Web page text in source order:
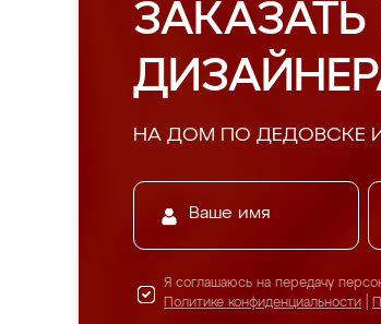
НА ДОМ ПО ДЕДОВСКЕ
Я соглашаюсь на передачу
Политике конфиденциальности